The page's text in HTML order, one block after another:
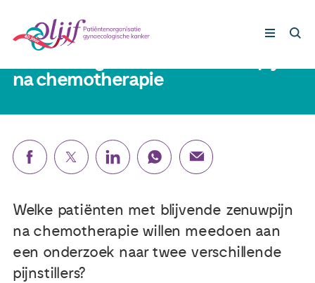
Nieuws
Lotgenoten
Leven met/na kanker
Steun ons
25 augustus 2021
na chemotherapie
Welke patiënten met blijvende zenuwpijn
na chemotherapie willen meedoen aan
een onderzoek naar twee verschillende
pijnstillers?